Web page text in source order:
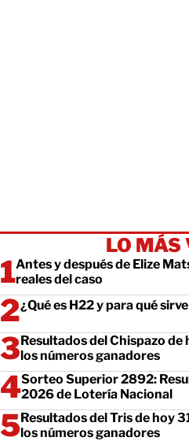
LO MÁS
Antes y después de Elize
reales del caso
¿Qué es H22 y para qué
Resultados del Chispazo de
los números ganadores
Sorteo Superior 2892:
2026 de Lotería Nacional
Resultados del Tris de hoy
los números ganadores